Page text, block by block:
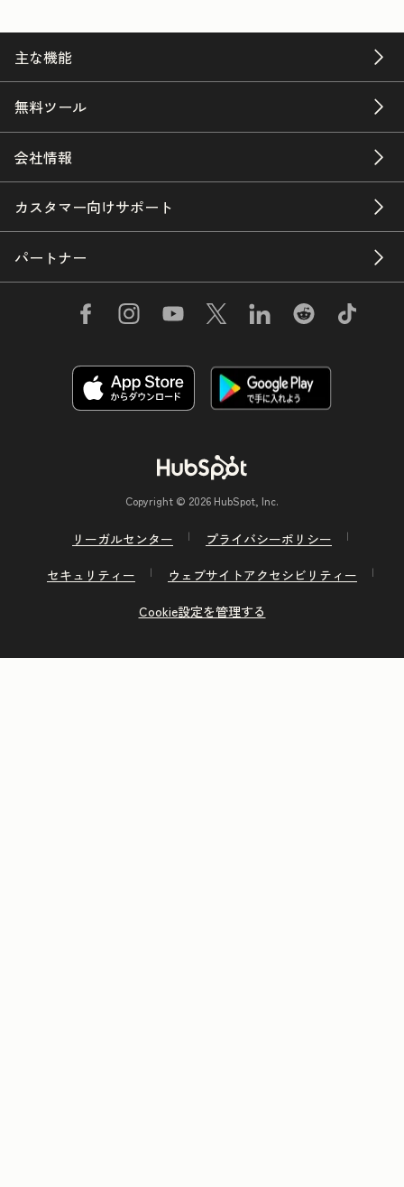
主な機能
無料ツール
会社情報
カスタマー向けサポート
パートナー
Copyright © 2026 HubSpot, Inc.
リーガルセンター
プライバシーポリシー
セキュリティー
ウェブサイトアクセシビリティー
Cookie設定を管理する